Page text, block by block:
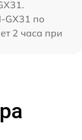
GX31 по
2 часа при